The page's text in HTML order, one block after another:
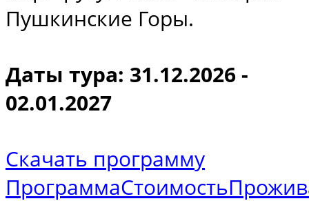
Пушкинские Горы.
Даты тура: 31.12.2026 -
02.01.2027
Скачать программу
ПрограммаСтоимость